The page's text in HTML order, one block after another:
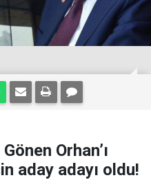
Orhan’ı
aday adayı oldu!